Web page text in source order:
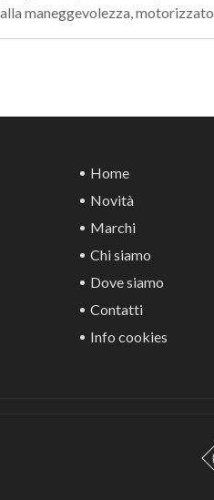
maneggevolezza, motorizzato
Home
Novità
Marchi
Chi siamo
Dove siamo
Contatti
Info cookies